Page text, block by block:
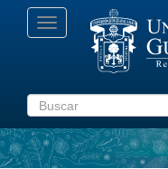
Pasar
Toggle
navigation
Buscar